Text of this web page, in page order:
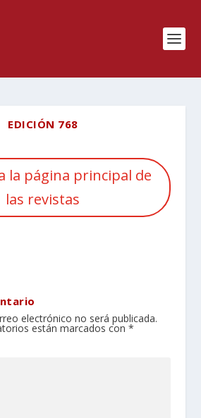
EDICIÓN 768
la página principal de
las revistas
electrónico no será publicada.
están marcados con *